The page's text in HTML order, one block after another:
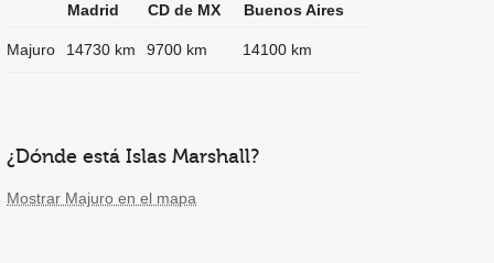
Madrid CD de MX Buenos Aires
Majuro 14730 km 9700 km 14100 km
¿Dónde está Islas Marshall?
Mostrar Majuro en el mapa